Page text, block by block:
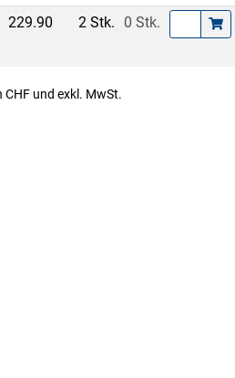
229.90 2 Stk. 0 Stk.
CHF und exkl. MwSt.